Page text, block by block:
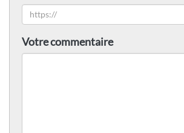
Votre commentaire